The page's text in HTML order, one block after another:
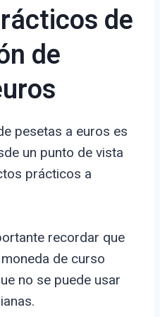
de
de
pesetas a euros es
un punto de vista
prácticos a
recordar que
de curso
no se puede usar